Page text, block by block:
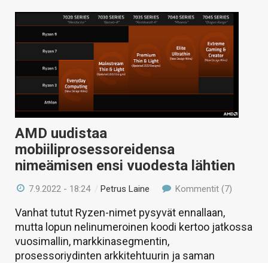
AMD uudistaa
mobiiliprosessoreidensa
nimeämisen ensi vuodesta lähtien
7.9.2022 - 18:24 /Petrus Laine Kommentit (7)
Vanhat tutut Ryzen-nimet pysyvät ennallaan,
mutta lopun nelinumeroinen koodi kertoo jatkossa
vuosimallin, markkinasegmentin,
prosessoriydinten arkkitehtuurin ja saman